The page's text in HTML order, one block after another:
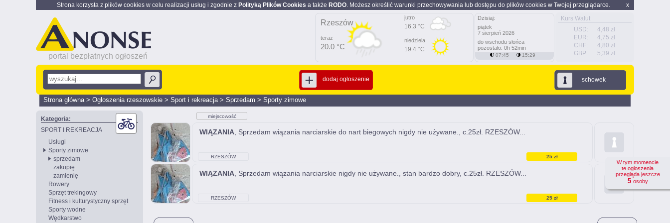
x
Strona korzysta z plików cookies w celu realizacji usług i zgodnie z Polityką Plików Cookies a także RODO. Możesz określić warunki przechowywania lub dostępu do plików cookies w Twojej przeglądarce.
portal bezpłatnych ogłoszeń
Kurs Walut
USD:
4,48 zł
EUR:
4,75 zł
CHF:
4,80 zł
GBP:
5,39 zł
Rzeszów
teraz
20.0 °C
jutro
16.3 °C
niedziela
19.4 °C
Dzisiaj:
piątek
7 sierpień 2026
do wschodu słońca
pozostało: 0h 52min
07:45 15:29
schowek
dodaj ogłoszenie
Strona główna> Ogłoszenia rzeszowskie > Sport i rekreacja> Sprzedam > Sporty zimowe
Kategoria:
SPORT I REKREACJA
Usługi
Sporty zimowe
sprzedam
zakupię
zamienię
Rowery
Sprzęt trekingowy
Fitness i kulturystyczny sprzęt
Sporty wodne
Wędkarstwo
W tym momencie
te ogłoszenia
przegląda jeszcze
5 osoby
miejscowość
WIĄZANIA , Sprzedam wiązania narciarskie do nart biegowych nigdy nie używane., c.25zł. RZESZÓW...
25 zł
RZESZÓW
WIĄZANIA , Sprzedam wiązania narciarskie nigdy nie używane., stan bardzo dobry, c.25zł. RZESZÓW...
25 zł
RZESZÓW